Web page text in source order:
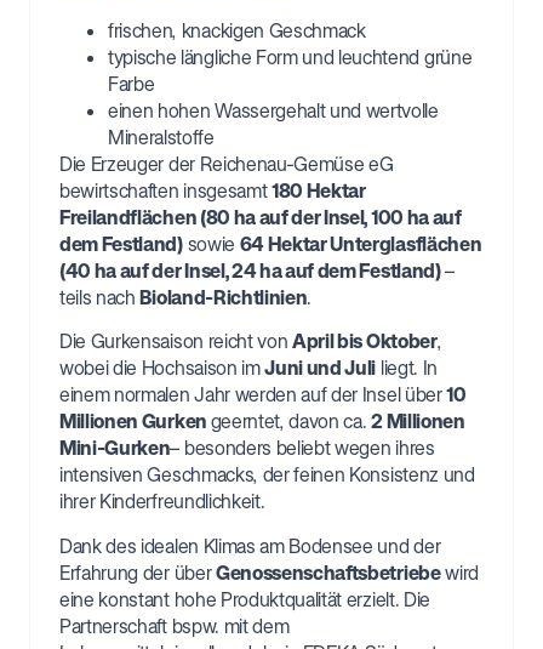
frischen, knackigen Geschmack
typische längliche Form und leuchtend grüne
Farbe
einen hohen Wassergehalt und wertvolle
Mineralstoffe
Die Erzeuger der Reichenau-Gemüse eG
bewirtschaften insgesamt180 Hektar
Freilandflächen (80 ha auf der Insel, 100 ha auf
dem Festland)sowie 64 Hektar Unterglasflächen
(40 ha auf der Insel, 24 ha auf dem Festland)–
teils nachBioland-Richtlinien.
Die Gurkensaison reicht vonApril bis Oktober,
wobei die Hochsaison imJuni und Juli liegt. In
einem normalen Jahr werden auf der Insel über10
Millionen Gurken geerntet, davon ca.2 Millionen
Mini-Gurken– besonders beliebt wegen ihres
intensiven Geschmacks, der feinen Konsistenz und
ihrer Kinderfreundlichkeit.
Dank des idealen Klimas am Bodensee und der
Erfahrung der überGenossenschaftsbetriebewird
eine konstant hohe Produktqualität erzielt. Die
Partnerschaft bspw. mit dem